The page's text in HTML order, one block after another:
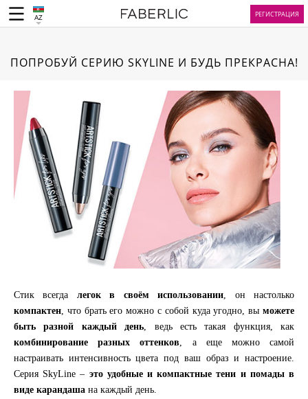
AZ РЕГИСТРАЦИЯ
ПОПРОБУЙ СЕРИЮ SKYLINE И БУДЬ ПРЕКРАСНА!
Стик всегда легок в своём использовании , он настолько
компактен , что брать его можно с собой куда угодно, вы можете
быть разной каждый день , ведь есть такая функция, как
комбинирование разных оттенков , а еще можно самой
настраивать интенсивность цвета под ваш образ и настроение.
Серия SkyLine – это удобные и компактные тени и помады в
виде карандаша на каждый день.